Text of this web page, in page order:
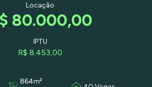
Locação
80.000,00
IPTU
R$ 8.453,00
864m²